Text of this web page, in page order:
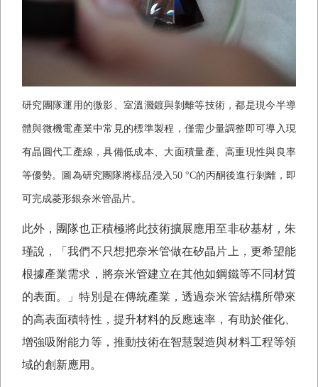
研究團隊運用的微影、室溫濺鍍與剝離等技術，都是現今半導
體與微機電產業中常見的標準製程，僅需少量調整即可導入現
有晶圓代工產線，具備低成本、大面積量產、高重現性與良率
等優勢。圖為研究團隊將樣品浸入 50 °C的丙酮後進行剝離，即
可完成菱形銀奈米管晶片。
此外，團隊也正積極將此技術擴展應用至非矽基材，朱
瑾說，「我們不只想把奈米管做在矽晶片上，更希望能
根據產業需求，將奈米管建立在其他如鋼鐵等不同材質
的表面。」特別是在傳統產業，透過奈米管結構所帶來
的高表面積特性，提升材料的反應速率，有助於催化、
增強吸附能力等，推動技術在智慧製造與材料工程等領
域的創新應用。